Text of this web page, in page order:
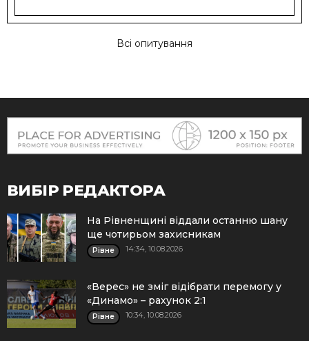
Всі опитування
ВИБІР РЕДАКТОРА
На Рівненщині віддали останню шану
ще чотирьом захисникам
Рівне 14:34, 10.08.2026
«Верес» не зміг відібрати перемогу у
«Динамо» – рахунок 2:1
Рівне 10:34, 10.08.2026